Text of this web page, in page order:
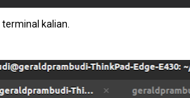
kalian.